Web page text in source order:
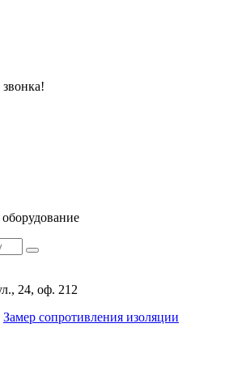
звонка!
24, оф. 212
Замер сопротивления изоляции